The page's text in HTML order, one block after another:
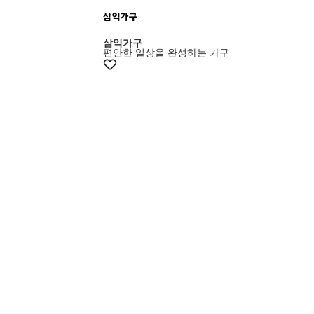
+5% 쿠폰
삼익가구
편안한 일상을 완성하는 가구